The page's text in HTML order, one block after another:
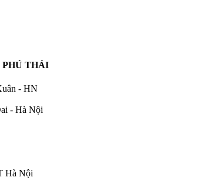
PHÚ THÁI
- HN
- Hà Nội
Hà Nội